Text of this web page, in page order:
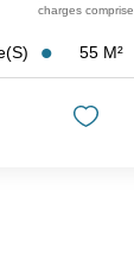
charges
55 M²